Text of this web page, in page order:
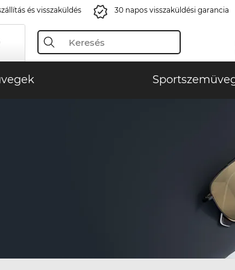
és visszaküldés 30 napos visszaküldési garancia